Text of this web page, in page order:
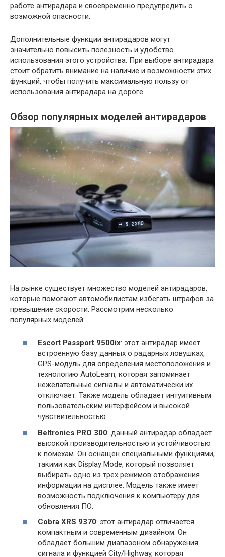
работе антирадара и своевременно предупредить о
возможной опасности.
Дополнительные функции антирадаров могут
значительно повысить полезность и удобство
использования этого устройства. При выборе антирадара
стоит обратить внимание на наличие и возможности этих
функций, чтобы получить максимальную пользу от
использования антирадара на дороге.
Обзор популярных моделей антирадаров
На рынке существует множество моделей антирадаров,
которые помогают автомобилистам избегать штрафов за
превышение скорости. Рассмотрим несколько
популярных моделей:
Escort Passport 9500ix: этот антирадар имеет
встроенную базу данных о радарных ловушках,
GPS-модуль для определения местоположения и
технологию AutoLearn, которая запоминает
нежелательные сигналы и автоматически их
отключает. Также модель обладает интуитивным
пользовательским интерфейсом и высокой
чувствительностью.
Beltronics PRO 300: данный антирадар обладает
высокой производительностью и устойчивостью
к помехам. Он оснащен специальными функциями,
такими как Display Mode, который позволяет
выбирать одно из трех режимов отображения
информации на дисплее. Модель также имеет
возможность подключения к компьютеру для
обновления ПО.
Cobra XRS 9370: этот антирадар отличается
компактным и современным дизайном. Он
обладает большим диапазоном обнаружения
сигнала и функцией City/Highway, которая